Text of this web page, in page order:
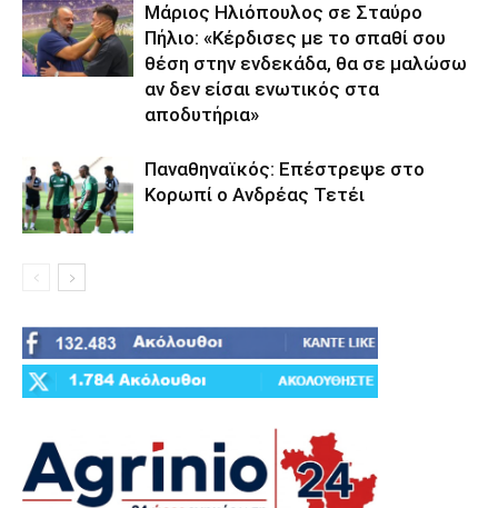
Μάριος Ηλιόπουλος σε Σταύρο
Πήλιο: «Κέρδισες με το σπαθί σου
θέση στην ενδεκάδα, θα σε μαλώσω
αν δεν είσαι ενωτικός στα
αποδυτήρια»
Παναθηναϊκός: Επέστρεψε στο
Κορωπί ο Ανδρέας Τετέι